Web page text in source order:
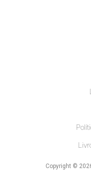
Copyright ©